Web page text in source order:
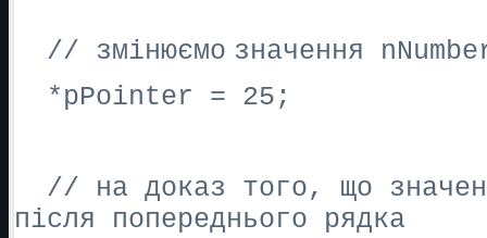
// змінюємо значення
*pPointer = 25;
// на доказ того, що
після попереднього рядка